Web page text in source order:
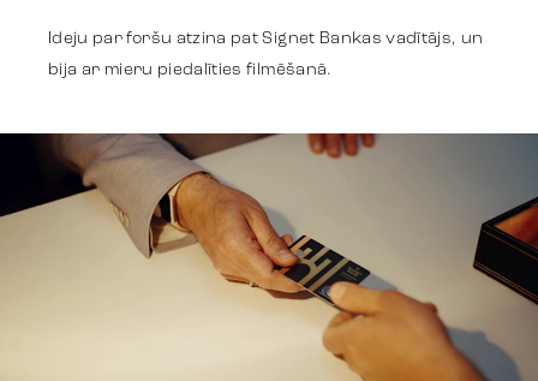
Identitāte
Tendences
Ideju par foršu atzina pat Signet Bankas vadītājs, un
bija ar mieru piedalīties filmēšanā.